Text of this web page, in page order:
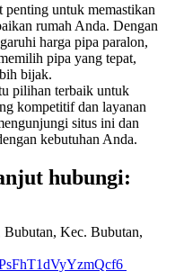
untuk memastikan
rumah Anda. Dengan
harga pipa paralon,
pipa yang tepat,
bijak.
pilihan terbaik untuk
kompetitif dan layanan
situs ini dan
kebutuhan Anda.
hubungi:
Kec. Bubutan,